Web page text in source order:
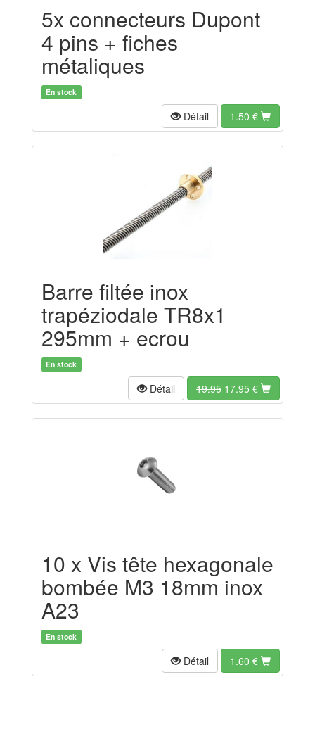
5x connecteurs Dupont
4 pins + fiches
métaliques
En stock
Détail 1.50 €
Barre filtée inox
trapéziodale TR8x1
295mm + ecrou
En stock
Détail 19.95 17.95 €
10 x Vis tête hexagonale
bombée M3 18mm inox
A23
En stock
Détail 1.60 €